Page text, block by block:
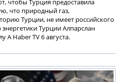
чтобы Турция предоставила
что природный газ,
Турции, не имеет российского
Турции Алпарслан
A Haber TV 6 августа.